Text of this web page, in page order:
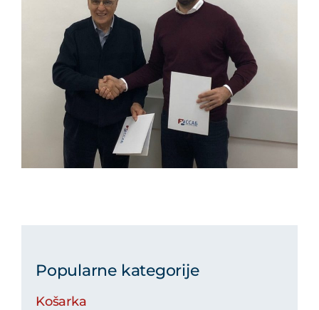
Popularne kategorije
Košarka